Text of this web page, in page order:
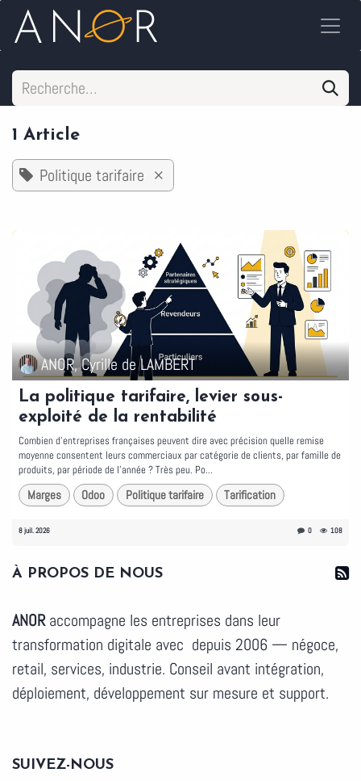
Se rendre au contenu
1 Article
Politique tarifaire ×
ANOR, Cyrille de LAMBERT
La politique tarifaire, levier sous-
exploité de la rentabilité
Combien d'entreprises françaises peuvent dire avec précision quelle remise
moyenne consentent leurs commerciaux par catégorie de clients, par famille de
produits, par période de l'année ? Très peu. Po...
Marges Odoo Politique tarifaire Tarification
8 juil. 2026 0 108
À PROPOS DE NOUS
ANORaccompagne les entreprises dans leur
transformation digitale avec depuis 2006 — négoce,
retail, services, industrie. Conseil avant intégration,
déploiement, développement sur mesure et support.
SUIVEZ-NOUS